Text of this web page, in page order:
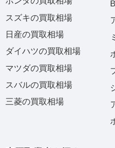
スズキの買取相場
日産の買取相場
ダイハツの買取相場
マツダの買取相場
スバルの買取相場
三菱の買取相場